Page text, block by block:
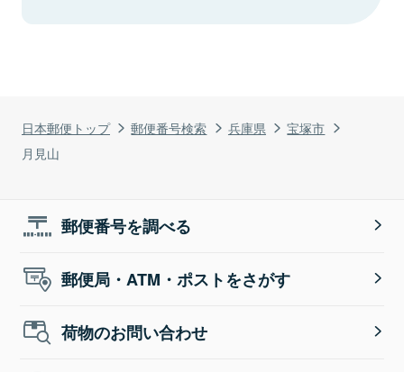
日本郵便トップ 郵便番号検索 兵庫県
宝塚市
月見山
郵便番号を調べる
郵便局・ATM・ポストをさがす
荷物のお問い合わせ